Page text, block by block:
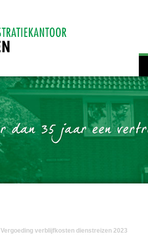
Vergoeding verblijfkosten dienstreizen 2023